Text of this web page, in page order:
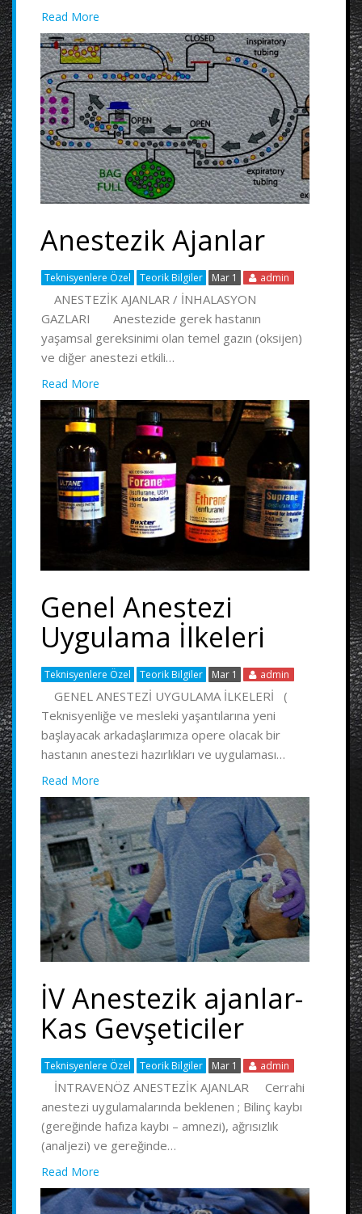
Read More
Anestezik Ajanlar
Teknisyenlere Özel Teorik Bilgiler Mar 1 admin
ANESTEZİK AJANLAR / İNHALASYON
GAZLARI Anestezide gerek hastanın
yaşamsal gereksinimi olan temel gazın (oksijen)
ve diğer anestezi etkili…
Read More
Genel Anestezi
Uygulama İlkeleri
Teknisyenlere Özel Teorik Bilgiler Mar 1 admin
GENEL ANESTEZİ UYGULAMA İLKELERİ (
Teknisyenliğe ve mesleki yaşantılarına yeni
başlayacak arkadaşlarımıza opere olacak bir
hastanın anestezi hazırlıkları ve uygulaması…
Read More
İV Anestezik ajanlar-
Kas Gevşeticiler
Teknisyenlere Özel Teorik Bilgiler Mar 1 admin
İNTRAVENÖZ ANESTEZİK AJANLAR Cerrahi
anestezi uygulamalarında beklenen ; Bilinç kaybı
(gereğinde hafıza kaybı – amnezi), ağrısızlık
(analjezi) ve gereğinde…
Read More